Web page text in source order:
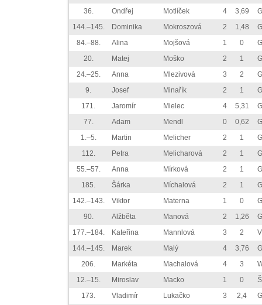
36.
Ondřej Motlíček 4 3,69
144.–145.
Dominika Mokroszová 2 1,48
84.–88.
Alina Mojšová 1 0
20.
Matej Moško 2 1
24.–25.
Anna Mlezivová 3 2
9.
Josef Minařík 2 1
171.
Jaromír Mielec 4 5,31
77.
Adam Mendl 0 0,62
1.–5.
Martin Melicher 2 1
112.
Petra Melicharová 2 1
55.–57.
Anna Mírková 2 1
185.
Šárka Míchalová 2 1
142.–143.
Viktor Materna 1 0
90.
Alžběta Manová 2 1,26
177.–184.
Kateřina Mannlová 3 2
144.–145.
Marek Malý 4 3,76
206.
Markéta Machalová 4 3
12.–15.
Miroslav Macko 1 0
173.
Vladimír Lukačko 3 2,4